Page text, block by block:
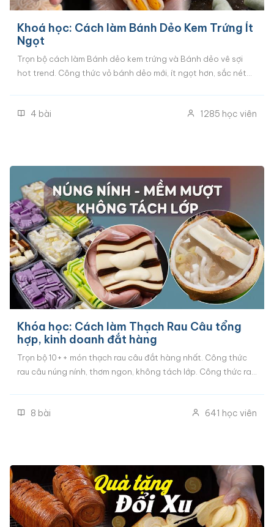
Khoá học: Cách làm Bánh Dẻo Kem Trứng Ít
Ngọt
Trọn bộ cách làm Bánh dẻo kem trứng và Bánh dẻo vê sợi
hot trend. Công thức vỏ bánh dẻo mới, ít ngọt hơn, sắc nét
truyền thống và Cách tạo hình bánh dẻo vê sợi đắt hàng
4 bài 1285 học viên
Khóa học: Cách làm Thạch Rau Câu tổng
hợp, kinh doanh đắt hàng
Trọn bộ 10++ món thạch rau câu đắt hàng nhất. Công thức
rau câu núng nính, thơm ngon, không tách lớp. Công thức rau
8 bài 641 học viên